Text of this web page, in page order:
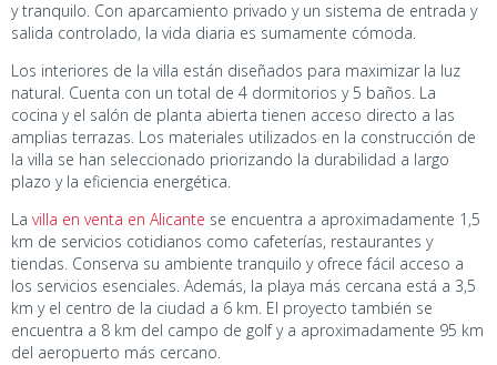
y tranquilo. Con aparcamiento privado y un sistema de entrada y
salida controlado, la vida diaria es sumamente cómoda.
Los interiores de la villa están diseñados para maximizar la luz
natural. Cuenta con un total de 4 dormitorios y 5 baños. La
cocina y el salón de planta abierta tienen acceso directo a las
amplias terrazas. Los materiales utilizados en la construcción de
la villa se han seleccionado priorizando la durabilidad a largo
plazo y la eficiencia energética.
La villa en venta en Alicante se encuentra a aproximadamente 1,5
km de servicios cotidianos como cafeterías, restaurantes y
tiendas. Conserva su ambiente tranquilo y ofrece fácil acceso a
los servicios esenciales. Además, la playa más cercana está a 3,5
km y el centro de la ciudad a 6 km. El proyecto también se
encuentra a 8 km del campo de golf y a aproximadamente 95 km
del aeropuerto más cercano.